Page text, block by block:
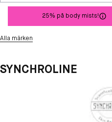
25% på body mists!
Alla märken
SYNCHROLINE